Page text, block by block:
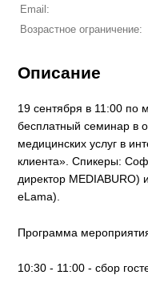
Email:
Возрастное ограничение:
Описание
19 сентября в 11:00 по
бесплатный семинар в
медицинских услуг в
клиента». Спикеры:
директор MEDIABURO)
eLama).
Программа
10:30 - 11:00 - сбор